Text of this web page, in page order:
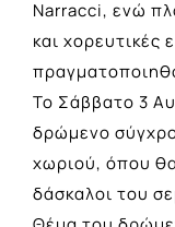
Narracci, ενώ
και χορευτικές
Το Σάββατο 3
δρώμενο
χωριού, όπου
δάσκαλοι του